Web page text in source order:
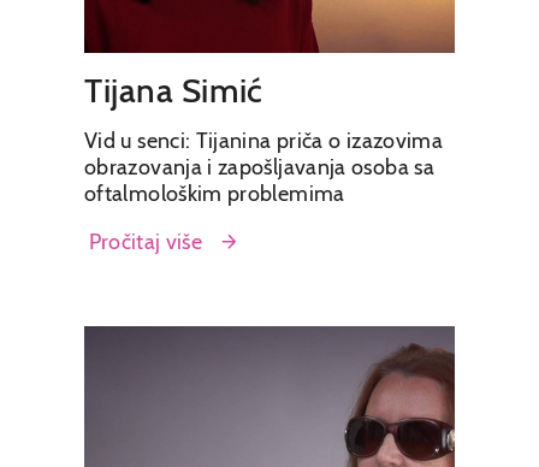
Tijana Simić
Vid u senci: Tijanina priča o izazovima
obrazovanja i zapošljavanja osoba sa
oftalmološkim problemima
Pročitaj više